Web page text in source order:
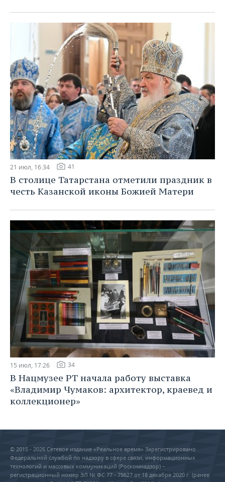
21 июл, 16:34 41
В столице Татарстана отметили праздник в
честь Казанской иконы Божией Матери
15 июл, 17:26 34
В Нацмузее РТ начала работу выставка
«Владимир Чумаков: архитектор, краевед и
коллекционер»
© 2015 - 2026 Сетевое издание «Реальное время» Зарегистрировано
Федеральной службой по надзору в сфере связи, информационных
технологий и массовых коммуникаций (Роскомнадзор) –
регистрационный номер ЭЛ № ФС 77 - 79627 от 18 декабря 2020 г. (ранее